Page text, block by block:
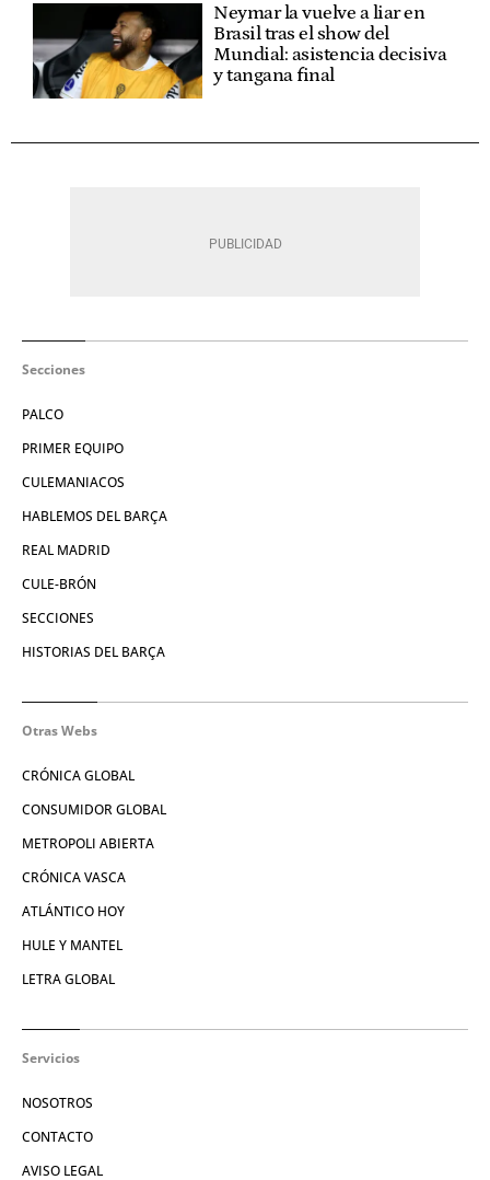
Neymar la vuelve a liar en
Brasil tras el show del
Mundial: asistencia decisiva
y tangana final
Secciones
PALCO
PRIMER EQUIPO
CULEMANIACOS
HABLEMOS DEL BARÇA
REAL MADRID
CULE-BRÓN
SECCIONES
HISTORIAS DEL BARÇA
Otras Webs
CRÓNICA GLOBAL
CONSUMIDOR GLOBAL
METROPOLI ABIERTA
CRÓNICA VASCA
ATLÁNTICO HOY
HULE Y MANTEL
LETRA GLOBAL
Servicios
NOSOTROS
CONTACTO
AVISO LEGAL